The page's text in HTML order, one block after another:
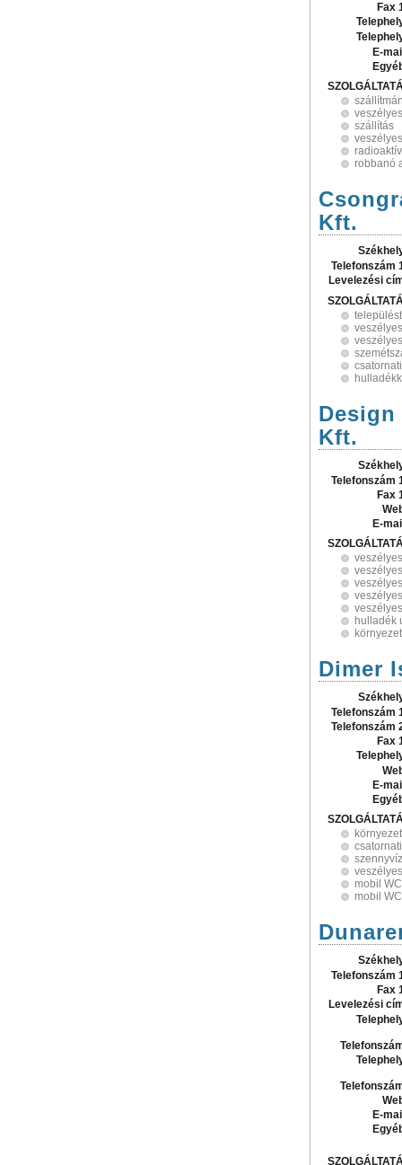
Fax
E-
szállítás
robbanó
Kft.
Telefonszám
Levelezési
Design
Kft.
Telefonszám
Fax
E-
hulladék
Dimer
Telefonszám
Telefonszám
Fax
E-
mobil
mobil
Telefonszám
Fax
Levelezési
E-